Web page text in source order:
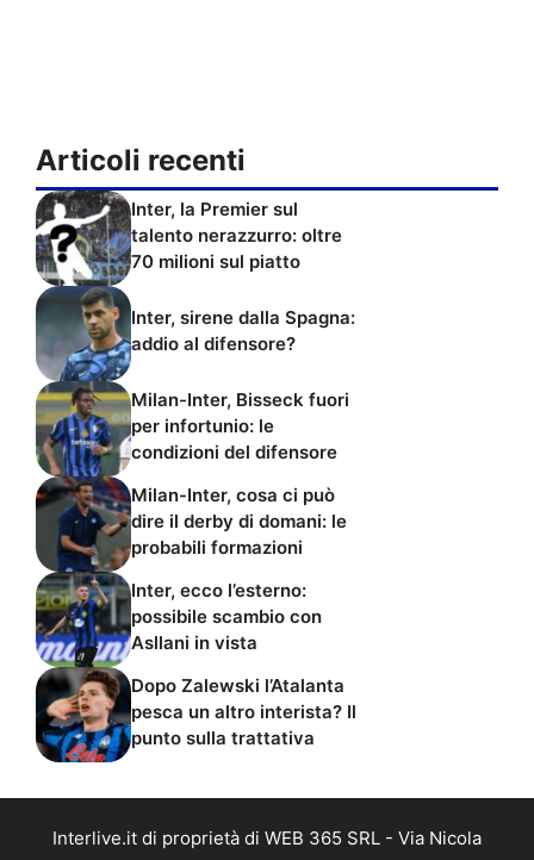
Articoli recenti
Inter, la Premier sul
talento nerazzurro: oltre
70 milioni sul piatto
Inter, sirene dalla Spagna:
addio al difensore?
Milan-Inter, Bisseck fuori
per infortunio: le
condizioni del difensore
Milan-Inter, cosa ci può
dire il derby di domani: le
probabili formazioni
Inter, ecco l’esterno:
possibile scambio con
Asllani in vista
Dopo Zalewski l’Atalanta
pesca un altro interista? Il
punto sulla trattativa
Interlive.it di proprietà di WEB 365 SRL - Via Nicola